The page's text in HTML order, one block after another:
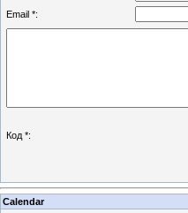
Email *:
Код *:
Calendar